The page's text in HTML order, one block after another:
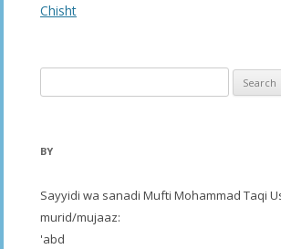
Chisht
for:
BY
Sayyidi wa sanadi Mufti Mohammad Taqi
murid/mujaaz:
'abd